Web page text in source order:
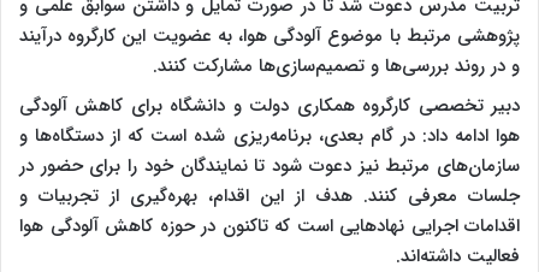
پژوهشی مرتبط با موضوع آلودگی هوا، به عضویت این کارگروه درآیند
و در روند بررسی‌ها و تصمیم‌سازی‌ها مشارکت کنند.
دبیر تخصصی کارگروه همکاری دولت و دانشگاه برای کاهش آلودگی
هوا ادامه داد: در گام بعدی، برنامه‌ریزی شده است که از دستگاه‌ها و
سازمان‌های مرتبط نیز دعوت شود تا نمایندگان خود را برای حضور در
جلسات معرفی کنند. هدف از این اقدام، بهره‌گیری از تجربیات و
اقدامات اجرایی نهادهایی است که تاکنون در حوزه کاهش آلودگی هوا
فعالیت داشته‌اند.